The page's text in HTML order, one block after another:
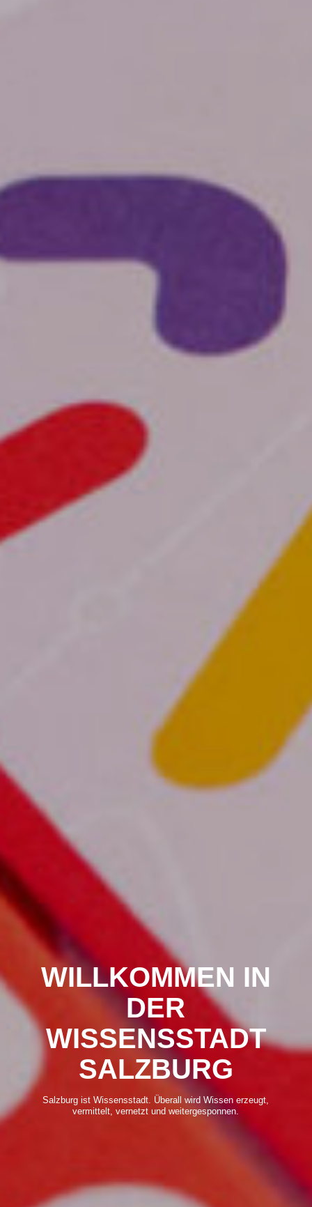
WILLKOMMEN IN
DER
WISSENSSTADT
SALZBURG
Salzburg ist Wissensstadt. Überall wird Wissen erzeugt,
vermittelt, vernetzt und weitergesponnen.